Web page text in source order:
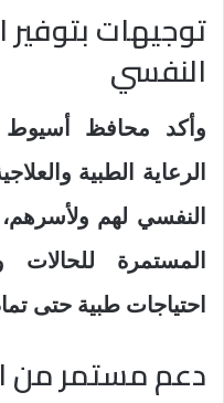
توجيهات بتوفير
النفسي
وأكد محافظ أسيوط
الرعاية الطبية
النفسي لهم
المستمرة
احتياجات طبية حتى
دعم مستمر من